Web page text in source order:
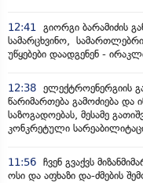
12:41 გიორგი ბარამიძის
სამარცხვინო, სამართლებრივ
უწყებები დაადგენენ -
12:38 ელექტროენერგიის
წარიმართება გამოძიება და
საზოგადოებას, მესამე
კონკრეტული
11:56 ჩვენ გვაქვს
ოსი და აფხაზი და-ძმების